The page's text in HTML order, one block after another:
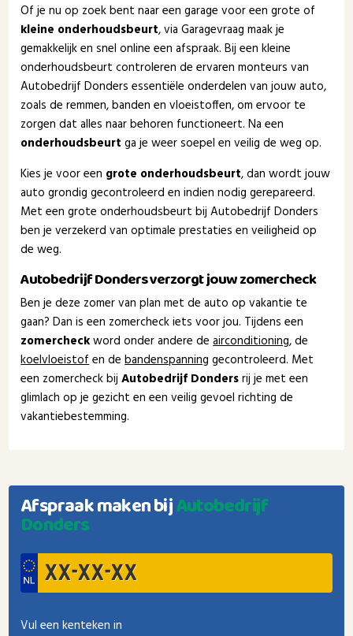
Of je nu op zoek bent naar een garage voor een grote of
kleine onderhoudsbeurt, via Garagevraag maak je
gemakkelijk en snel online een afspraak. Bij een kleine
onderhoudsbeurt controleren de ervaren monteurs van
Autobedrijf Donders essentiële onderdelen van jouw auto,
zoals de remmen, banden en vloeistoffen, om ervoor te
zorgen dat alles naar behoren functioneert. Na een
onderhoudsbeurt ga je weer soepel en veilig de weg op.
Kies je voor een grote onderhoudsbeurt, dan wordt jouw
auto grondig gecontroleerd en indien nodig gerepareerd.
Met een grote onderhoudsbeurt bij Autobedrijf Donders
ben je verzekerd van optimale prestaties en veiligheid op
de weg.
Autobedrijf Donders verzorgt jouw zomercheck
Ben je deze zomer van plan met de auto op vakantie te
gaan? Dan is een zomercheck iets voor jou. Tijdens een
zomercheckword onder andere deairconditioning, de
koelvloeistofen debandenspanning gecontroleerd. Met
een zomercheck bijAutobedrijf Dondersrij je met een
glimlach op je gezicht en een veilig gevoel richting de
vakantiebestemming.
Afspraak maken bijAutobedrijf
Donders
Vul een kenteken in